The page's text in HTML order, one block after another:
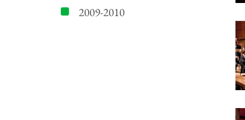
2009-2010